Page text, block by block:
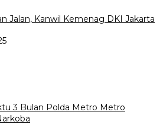
Jalan, Kanwil Kemenag DKI Jakarta
3 Bulan Polda Metro Metro